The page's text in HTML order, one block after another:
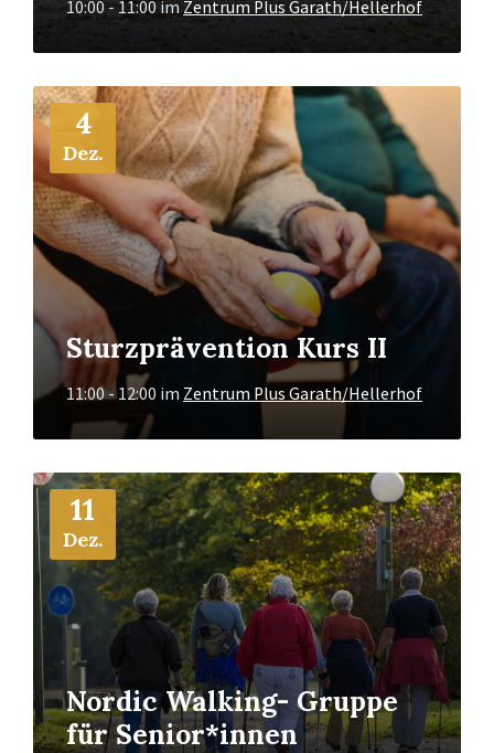
10:00 - 11:00imZentrum Plus Garath/Hellerhof
4
Dez.
Sturzprävention Kurs II
11:00 - 12:00 im Zentrum Plus Garath/Hellerhof
Mehr
Info
11
Dez.
Nordic Walking- Gruppe
für Senior*innen
Mehr
Info